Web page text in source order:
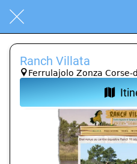
Ranch Villata
Ferrulajolo Zonza Corse-